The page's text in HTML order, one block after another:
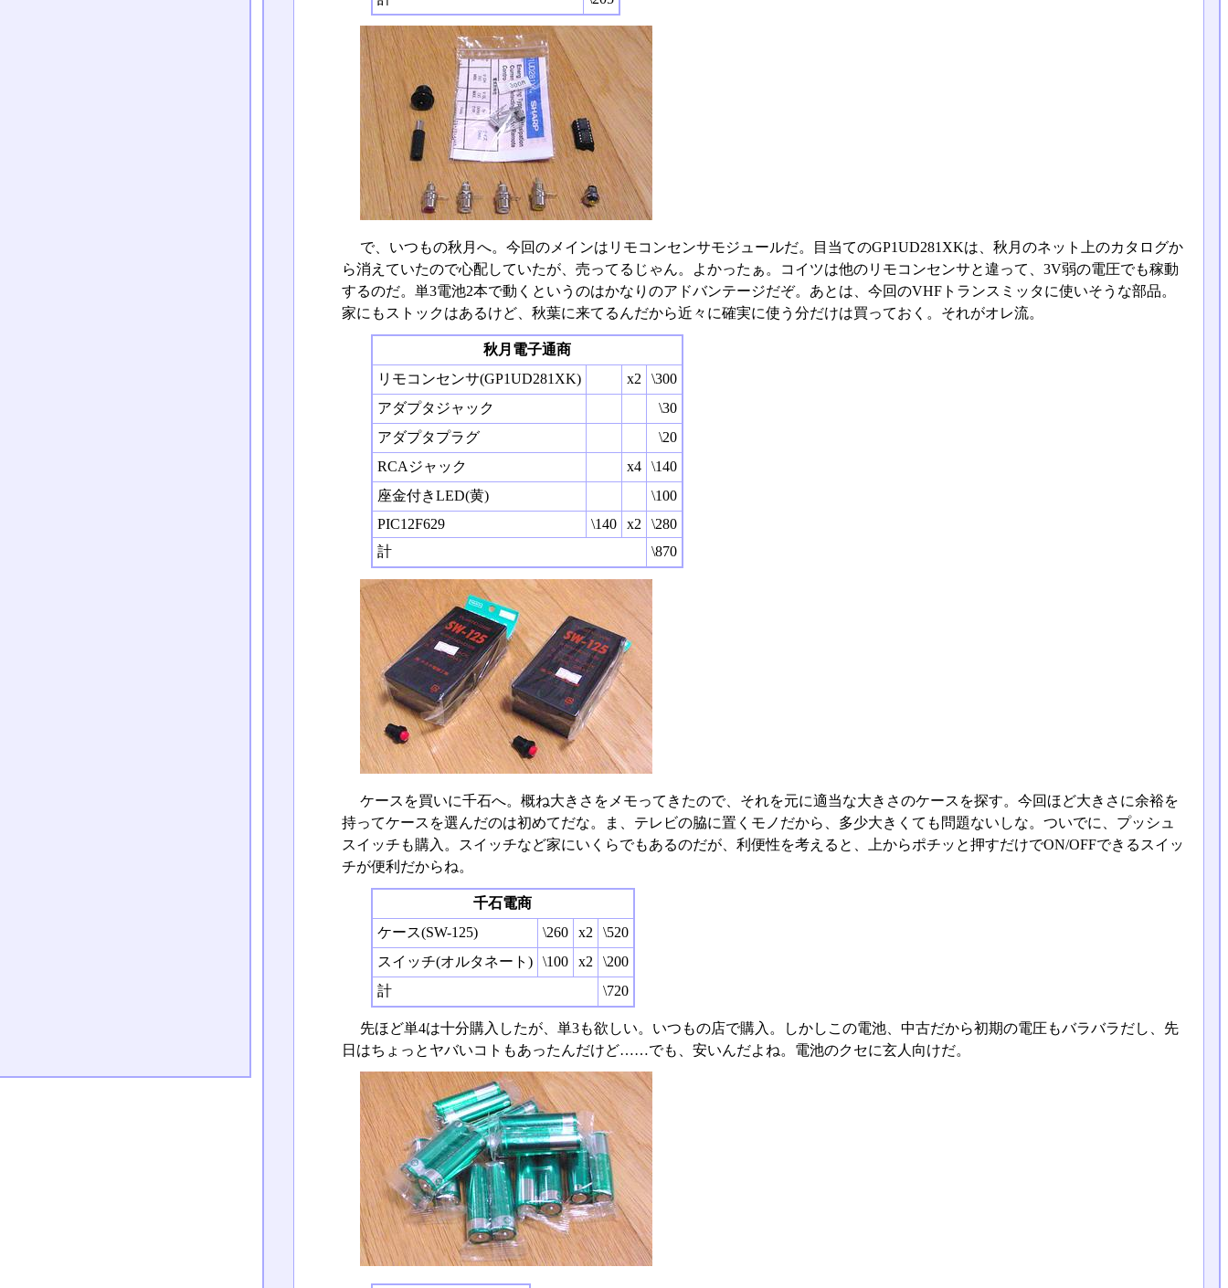
で、いつもの秋月へ。今回のメインはリモコンセンサモジュールだ。目当てのGP1UD281XKは、秋月のネット上のカタログか
ら消えていたので心配していたが、売ってるじゃん。よかったぁ。コイツは他のリモコンセンサと違って、3V弱の電圧でも稼動
するのだ。単3電池2本で動くというのはかなりのアドバンテージだぞ。あとは、今回のVHFトランスミッタに使いそうな部品。
家にもストックはあるけど、秋葉に来てるんだから近々に確実に使う分だけは買っておく。それがオレ流。
秋月電子通商
リモコンセンサ(GP1UD281XK)
x2
\300
アダプタジャック
\30
アダプタプラグ
\20
RCAジャック
x4
\140
座金付きLED(黄)
\100
PIC12F629
\140 x2
\280
計
\870
ケースを買いに千石へ。概ね大きさをメモってきたので、それを元に適当な大きさのケースを探す。今回ほど大きさに余裕を
持ってケースを選んだのは初めてだな。ま、テレビの脇に置くモノだから、多少大きくても問題ないしな。ついでに、プッシュ
スイッチも購入。スイッチなど家にいくらでもあるのだが、利便性を考えると、上からポチッと押すだけでON/OFFできるスイッ
チが便利だからね。
千石電商
ケース(SW-125)
\260 x2
\520
スイッチ(オルタネート)
\100 x2
\200
計
\720
先ほど単4は十分購入したが、単3も欲しい。いつもの店で購入。しかしこの電池、中古だから初期の電圧もバラバラだし、先
日はちょっとヤバいコトもあったんだけど……でも、安いんだよね。電池のクセに玄人向けだ。